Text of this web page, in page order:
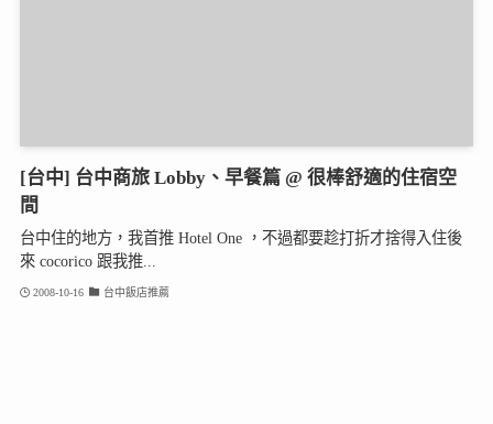
[台中] 台中商旅 Lobby、早餐篇 @ 很棒舒適的住宿空
間
台中住的地方，我首推 Hotel One ，不過都要趁打折才捨得入住後
來 cocorico 跟我推...
2008-10-16 台中飯店推薦